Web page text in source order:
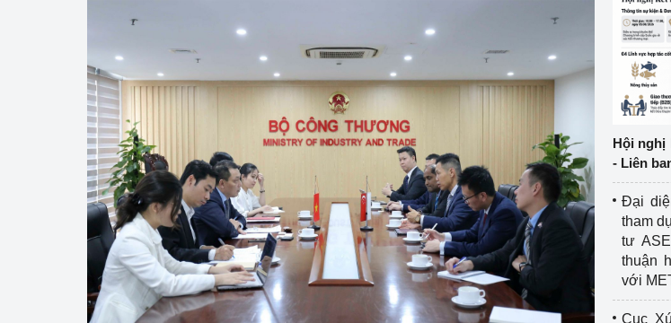
Thị trường châu Âu – châu Mỹ
Đại hội XIV của Đảng vào cuộc sống
Phát triển công nghiệpCông nghiệp nền tảng
Chính sách
Sản xuất công nghiệp
Phát triển năng lượng
Hội nghị
- Liên
Đại
tham
tư
thuận
với
Cục